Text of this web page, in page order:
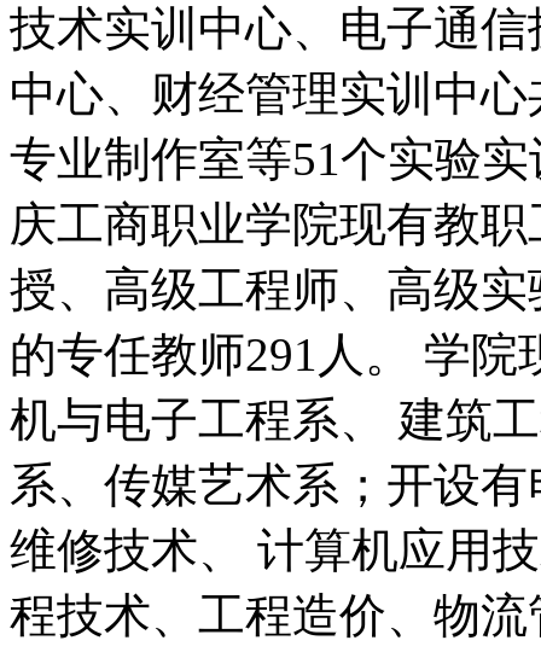
技术实训中心、电子通
中心、财经管理实训中
专业制作室等51个实验
庆工商职业学院现有教
授、高级工程师、高级
的专任教师291人。 学
机与电子工程系、 建筑
系、传媒艺术系；开设
维修技术、 计算机应用
程技术、工程造价、物